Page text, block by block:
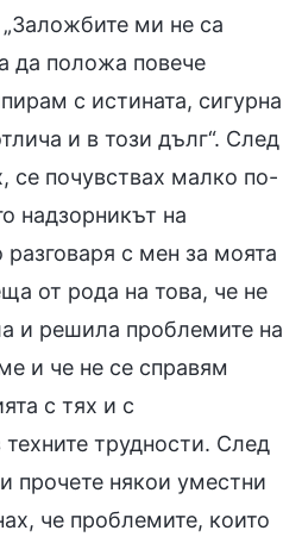
ми не са
да положа повече
с истината, сигурна
и в този дълг“. След
се почувствах малко по-
надзорникът на
разговаря с мен за моята
от рода на това, че не
и решила проблемите на
и че не се справям
с тях и с
трудности. След
прочете някои уместни
че проблемите, които